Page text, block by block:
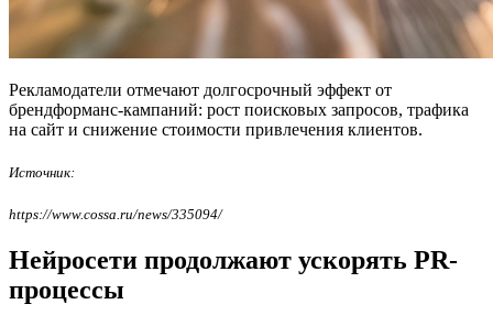
Рекламодатели отмечают долгосрочный эффект от
брендформанс-кампаний: рост поисковых запросов, трафика
на сайт и снижение стоимости привлечения клиентов.
Источник:
https://www.cossa.ru/news/335094/
Нейросети продолжают ускорять PR-
процессы